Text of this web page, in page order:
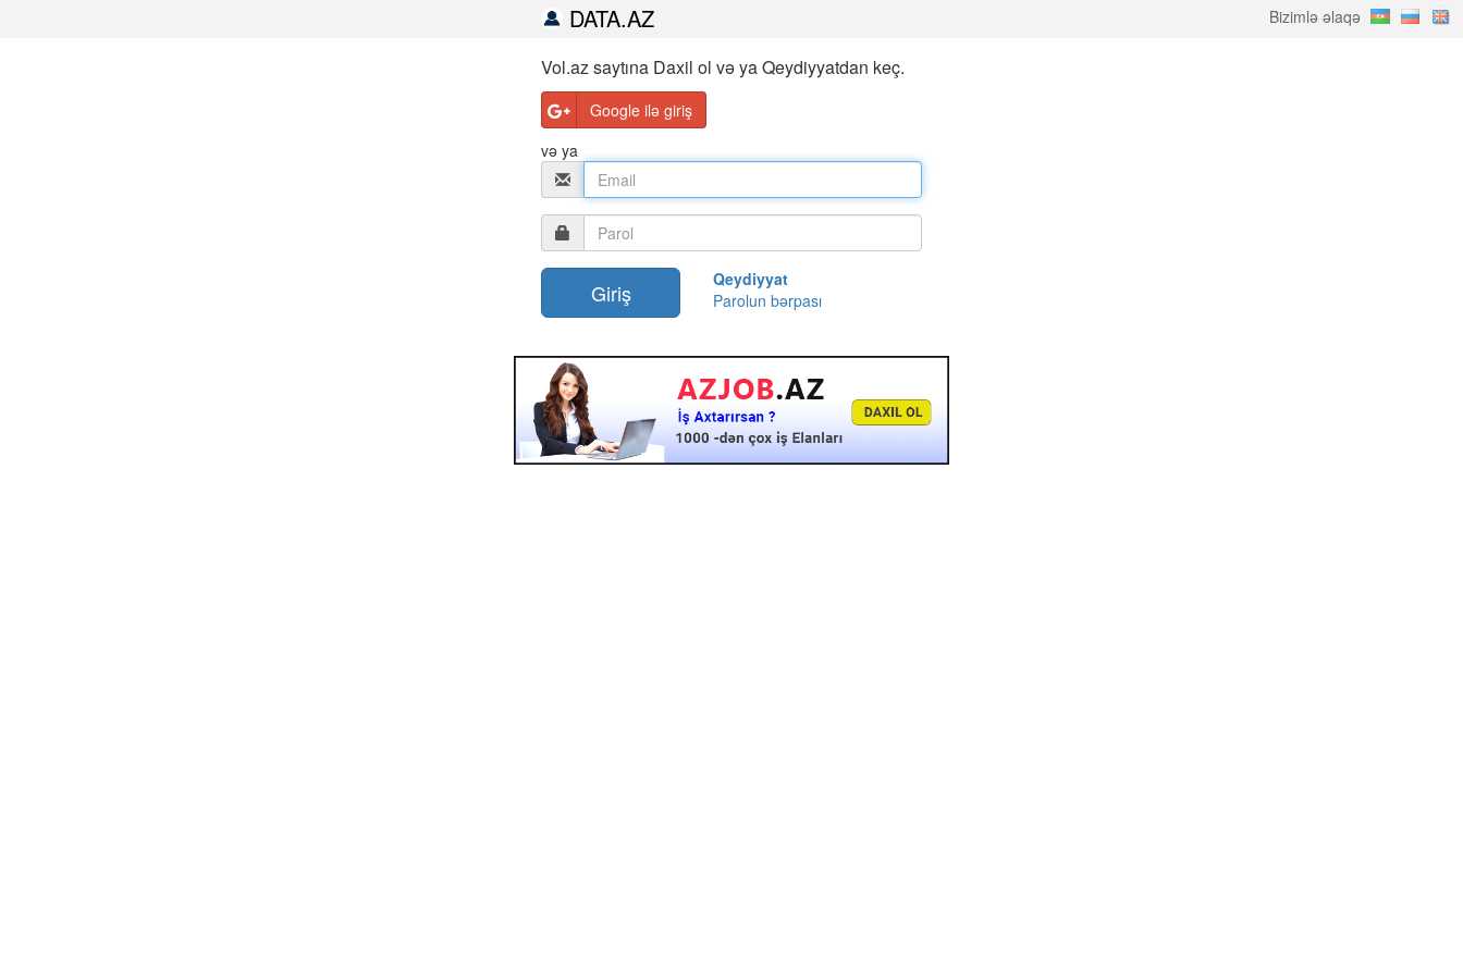
DATA.AZ Bizimlə əlaqə
Vol.az saytına Daxil ol və ya Qeydiyyatdan keç.
Google ilə giriş
və ya
Qeydiyyat
Parolun bərpası